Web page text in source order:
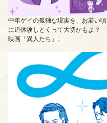
中年ゲイの孤独な現実を、お若い頃
に追体験しとくって大切かもよ？
映画「異人たち」。